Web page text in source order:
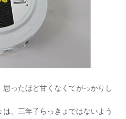
ったほど甘くなくてがっかりし
、三年子らっきょではないよう